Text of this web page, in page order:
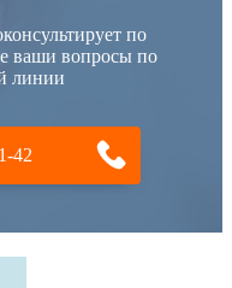
по
ваши вопросы по
линии
42